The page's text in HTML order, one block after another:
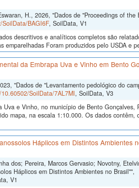
H., 2026, "Dados de "Proceedings of the
BAGI6F, SoilData, V1
descritivos e analíticos completos são
Foram produzidos pelo USDA e
da Embrapa Uva e Vinho em Bento
"Dados de "Levantamento pedológico do
SoilData/7AL7MI, SoilData, V3
e Vinho, no município de Bento
mapa, na escala 1:10.000. Os dados contêm,
Háplicos em Distintos Ambientes
dos; Pereira, Marcos Gervasio; Novotny,
Háplicos em Distintos Ambientes no Brasil"",
V1